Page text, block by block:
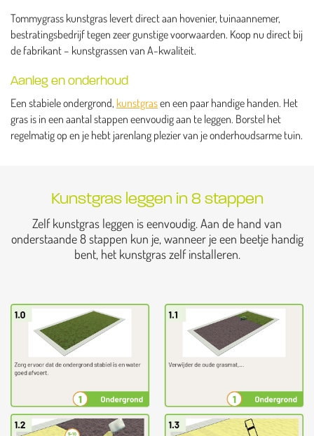
Tommygrass kunstgras levert direct aan hovenier, tuinaannemer,
bestratingsbedrijf tegen zeer gunstige voorwaarden. Koop nu direct bij
de fabrikant – kunstgrassen van A-kwaliteit.
Aanleg en onderhoud
Een stabiele ondergrond, kunstgrasen een paar handige handen. Het
gras is in een aantal stappen eenvoudig aan te leggen. Borstel het
regelmatig op en je hebt jarenlang plezier van je onderhoudsarme tuin.
Kunstgras leggen in 8 stappen
Zelf kunstgras leggen is eenvoudig. Aan de hand van
onderstaande 8 stappen kun je, wanneer je een beetje handig
bent, het kunstgras zelf installeren.